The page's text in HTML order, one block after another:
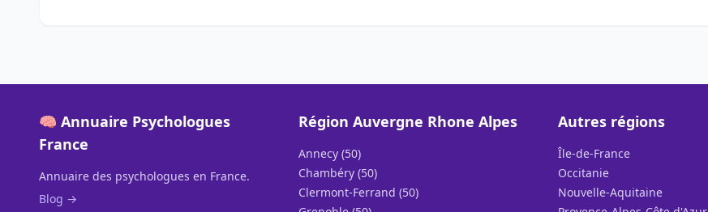
🧠 Annuaire Psychologues
France
Annuaire des psychologues en France.
Blog →
Région Auvergne Rhone Alpes
Annecy (50)
Chambéry (50)
Clermont-Ferrand (50)
Autres régions
Île-de-France
Occitanie
Nouvelle-Aquitaine